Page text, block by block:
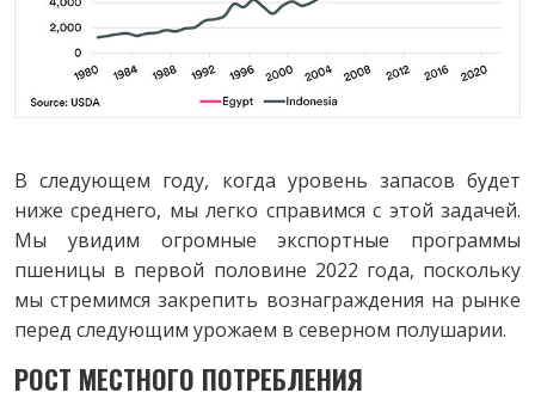
В следующем году, когда уровень запасов будет
ниже среднего, мы легко справимся с этой задачей.
Мы увидим огромные экспортные программы
пшеницы в первой половине 2022 года, поскольку
мы стремимся закрепить вознаграждения на рынке
перед следующим урожаем в северном полушарии.
РОСТ МЕСТНОГО ПОТРЕБЛЕНИЯ